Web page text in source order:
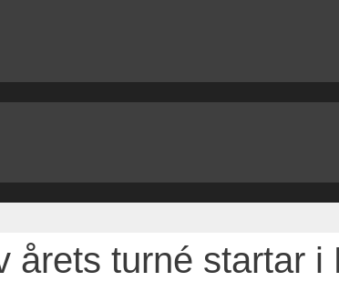
årets turné startar i